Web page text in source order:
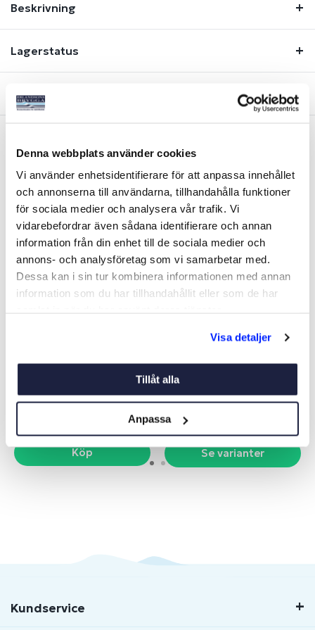
Denna webbplats använder cookies
Vi använder enhetsidentifierare för att anpassa innehållet
och annonserna till användarna, tillhandahålla funktioner
för sociala medier och analysera vår trafik. Vi
vidarebefordrar även sådana identifierare och annan
information från din enhet till de sociala medier och
annons- och analysföretag som vi samarbetar med.
Dessa kan i sin tur kombinera informationen med annan
information som du har tillhandahållit eller som de har
Visa detaljer
Tillåt alla
Anpassa
Beskrivning
Lagerstatus
Fråga om produkt
Art nr:
Köp
SPINNAKERTAPE
Se varianter
Kundservice